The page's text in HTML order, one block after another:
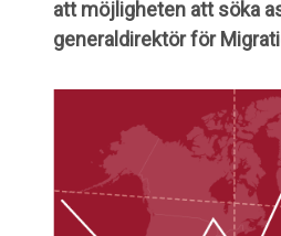
att möjligheten att söka
generaldirektör för